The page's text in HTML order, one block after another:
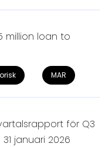
million loan to
MAR
för Q3
januari 2026